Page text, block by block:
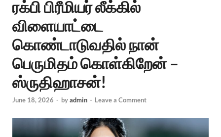
ரக்பி பிரீமியர் லீக்கில்
விளையாட்டை
கொண்டாடுவதில் நான்
பெருமிதம் கொள்கிறேன் –
ஸ்ருதிஹாசன்!
June 18, 2026 - byadmin - Leave a Comment